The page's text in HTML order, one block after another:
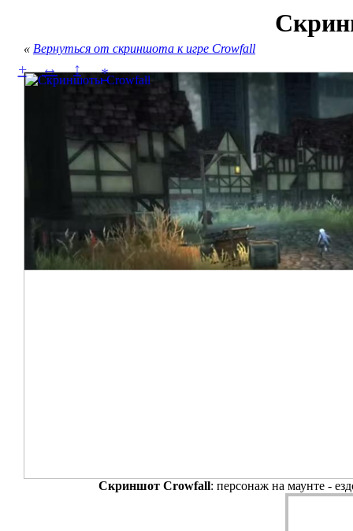
« Вернуться от скриншота к игре Crowfall
+ ↔ ↕ *
Скриншот Crowfall: персонаж на маунте -